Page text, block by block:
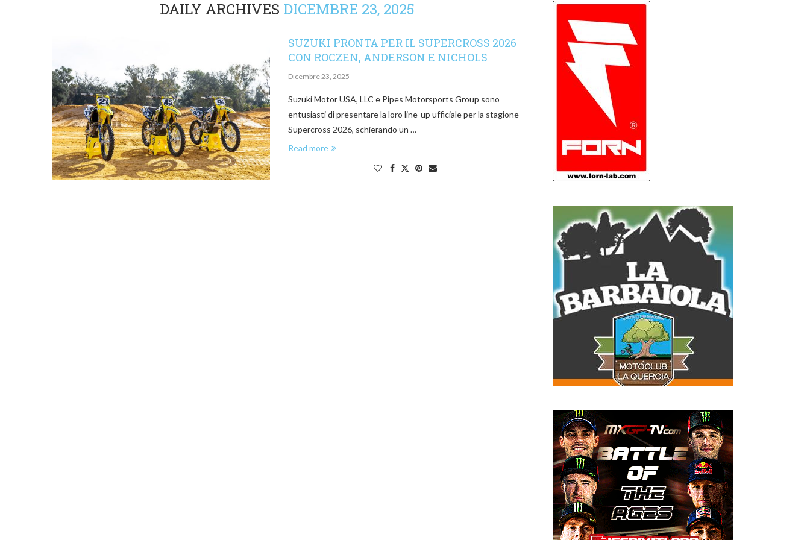
DAILY ARCHIVES DICEMBRE 23, 2025
SUZUKI PRONTA PER IL SUPERCROSS 2026
CON ROCZEN, ANDERSON E NICHOLS
Dicembre 23, 2025
Suzuki Motor USA, LLC e Pipes Motorsports Group sono
entusiasti di presentare la loro line-up ufficiale per la stagione
Supercross 2026, schierando un …
Read more